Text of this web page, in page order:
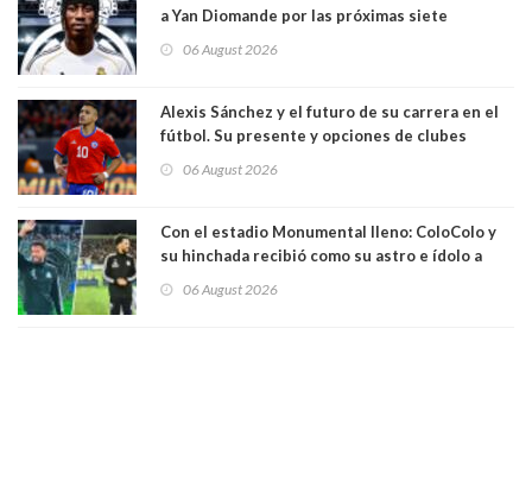
a Yan Diomande por las próximas siete
06 August 2026
Alexis Sánchez y el futuro de su carrera en el
fútbol. Su presente y opciones de clubes
06 August 2026
Con el estadio Monumental lleno: ColoColo y
su hinchada recibió como su astro e ídolo a
06 August 2026